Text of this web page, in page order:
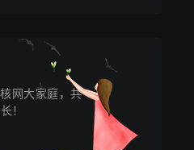
网大家庭，共
！